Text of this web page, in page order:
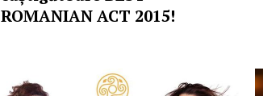
ROMANIAN ACT 2015!